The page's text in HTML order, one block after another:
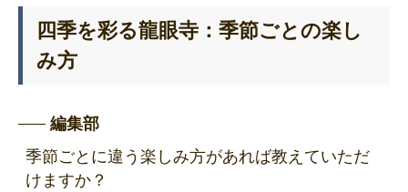
四季を彩る龍眼寺：季節ごとの楽し
み方
編集部
季節ごとに違う楽しみ方があれば教えていただ
けますか？